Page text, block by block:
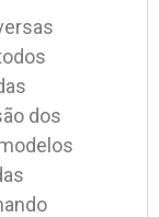
dos